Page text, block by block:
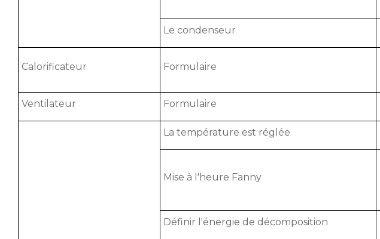
Le condenseur
Calorificateur Formulaire
Ventilateur Formulaire
La température est réglée
Mise à l'heure Fanny
Définir l'énergie de décomposition